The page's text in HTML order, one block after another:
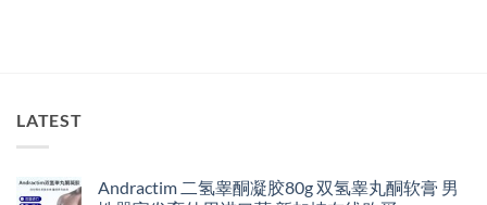
LATEST
Andractim 二氢睾酮凝胶80g 双氢睾丸酮软膏 男